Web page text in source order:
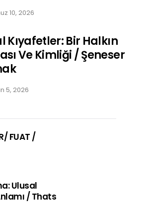
10, 2026
Kıyafetler: Bir Halkın
Ve Kimliği / Şeneser
5, 2026
FUAT /
Ulusal
/ Thats